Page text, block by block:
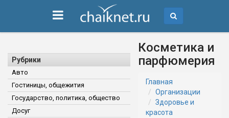
Рубрики
Авто
Гостиницы, общежития
Государство, политика, общество
Досуг
Косметика и
парфюмерия
Главная
Организации
Здоровье и
красота